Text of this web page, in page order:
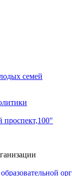
семей
проспект,100"